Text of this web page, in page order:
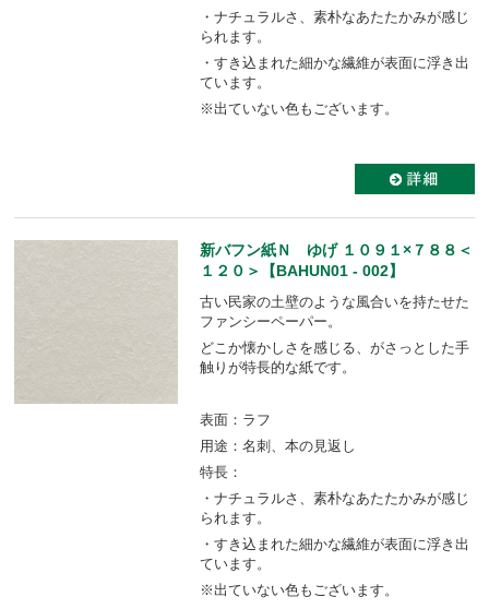
・ナチュラルさ、素朴なあたたかみが感じ
られます。
・すき込まれた細かな繊維が表面に浮き出
ています。
※出ていない色もございます。
新バフン紙Ｎ ゆげ １０９１×７８８＜
１２０＞【BAHUN01 - 002】
古い民家の土壁のような風合いを持たせた
ファンシーペーパー。
どこか懐かしさを感じる、がさっとした手
触りが特長的な紙です。
表面：ラフ
用途：名刺、本の見返し
特長：
・ナチュラルさ、素朴なあたたかみが感じ
られます。
・すき込まれた細かな繊維が表面に浮き出
ています。
※出ていない色もございます。